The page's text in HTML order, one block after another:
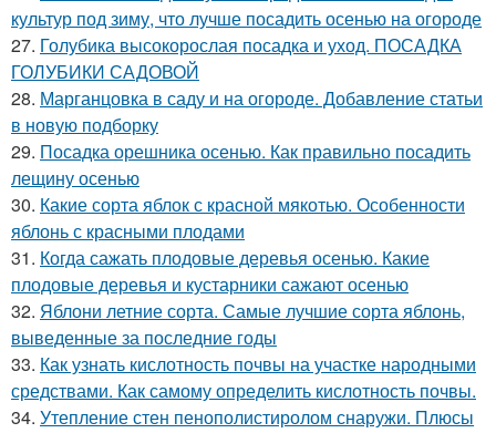
культур под зиму, что лучше посадить осенью на огороде
27. Голубика высокорослая посадка и уход. ПОСАДКА
ГОЛУБИКИ САДОВОЙ
28. Марганцовка в саду и на огороде. Добавление статьи
в новую подборку
29. Посадка орешника осенью. Как правильно посадить
лещину осенью
30. Какие сорта яблок с красной мякотью. Особенности
яблонь с красными плодами
31. Когда сажать плодовые деревья осенью. Какие
плодовые деревья и кустарники сажают осенью
32. Яблони летние сорта. Самые лучшие сорта яблонь,
выведенные за последние годы
33. Как узнать кислотность почвы на участке народными
средствами. Как самому определить кислотность почвы.
34. Утепление стен пенополистиролом снаружи. Плюсы